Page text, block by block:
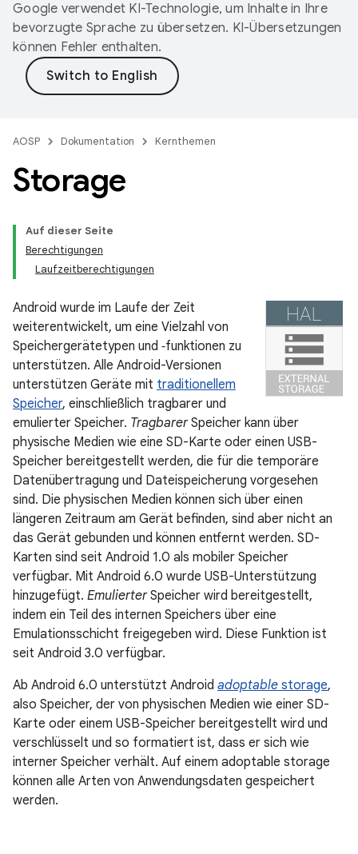
Google verwendet KI-Technologie, um Inhalte in Ihre
bevorzugte Sprache zu übersetzen. KI-Übersetzungen
können Fehler enthalten.
AOSP Dokumentation Kernthemen
Storage
Auf dieser Seite
Berechtigungen
Laufzeitberechtigungen
Android wurde im Laufe der Zeit
weiterentwickelt, um eine Vielzahl von
Speichergerätetypen und ‑funktionen zu
unterstützen. Alle Android-Versionen
unterstützen Geräte mit traditionellem
Speicher, einschließlich tragbarer und
emulierter Speicher. TragbarerSpeicher kann über
physische Medien wie eine SD-Karte oder einen USB-
Speicher bereitgestellt werden, die für die temporäre
Datenübertragung und Dateispeicherung vorgesehen
sind. Die physischen Medien können sich über einen
längeren Zeitraum am Gerät befinden, sind aber nicht an
das Gerät gebunden und können entfernt werden. SD-
Karten sind seit Android 1.0 als mobiler Speicher
verfügbar. Mit Android 6.0 wurde USB-Unterstützung
hinzugefügt. EmulierterSpeicher wird bereitgestellt,
indem ein Teil des internen Speichers über eine
Emulationsschicht freigegeben wird. Diese Funktion ist
seit Android 3.0 verfügbar.
Ab Android 6.0 unterstützt Android adoptable storage,
also Speicher, der von physischen Medien wie einer SD-
Karte oder einem USB-Speicher bereitgestellt wird und
verschlüsselt und so formatiert ist, dass er sich wie
interner Speicher verhält. Auf einem adoptable storage
können alle Arten von Anwendungsdaten gespeichert
werden.